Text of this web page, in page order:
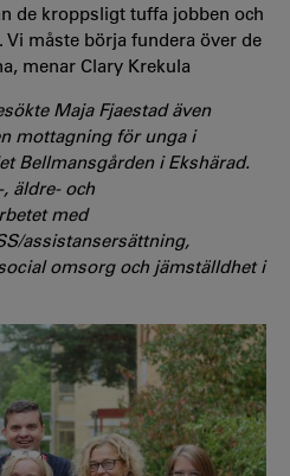
de kroppsligt tuffa jobben och
måste börja fundera över de
menar Clary Krekula
Maja Fjaestad även
mottagning för unga i
Bellmansgården i Ekshärad.
äldre- och
med
assistansersättning,
omsorg och jämställdhet i